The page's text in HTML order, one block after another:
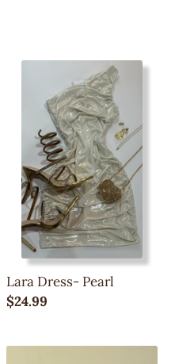
Lara Dress- Pearl
Precio
$24.99